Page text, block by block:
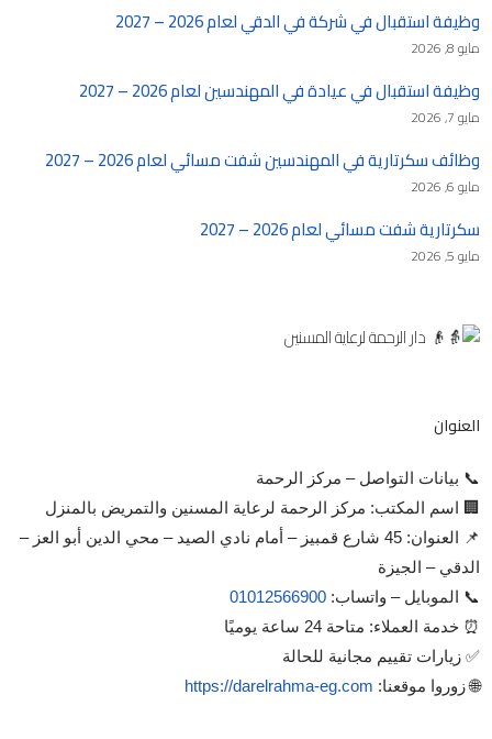
وظيفة استقبال في شركة في الدقي لعام 2026 – 2027
مايو 8, 2026
وظيفة استقبال في عيادة في المهندسين لعام 2026 – 2027
مايو 7, 2026
وظائف سكرتارية في المهندسين شفت مسائي لعام 2026 – 2027
مايو 6, 2026
سكرتارية شفت مسائي لعام 2026 – 2027
مايو 5, 2026
العنوان
📞 بيانات التواصل – مركز الرحمة
🏢 اسم المكتب: مركز الرحمة لرعاية المسنين والتمريض بالمنزل
📌 العنوان: 45 شارع قمبيز – أمام نادي الصيد – محي الدين أبو العز –
الدقي – الجيزة
📞 الموبايل – واتساب:01012566900
⏰ خدمة العملاء: متاحة 24 ساعة يوميًا
✅ زيارات تقييم مجانية للحالة
🌐 زوروا موقعنا: https://darelrahma-eg.com